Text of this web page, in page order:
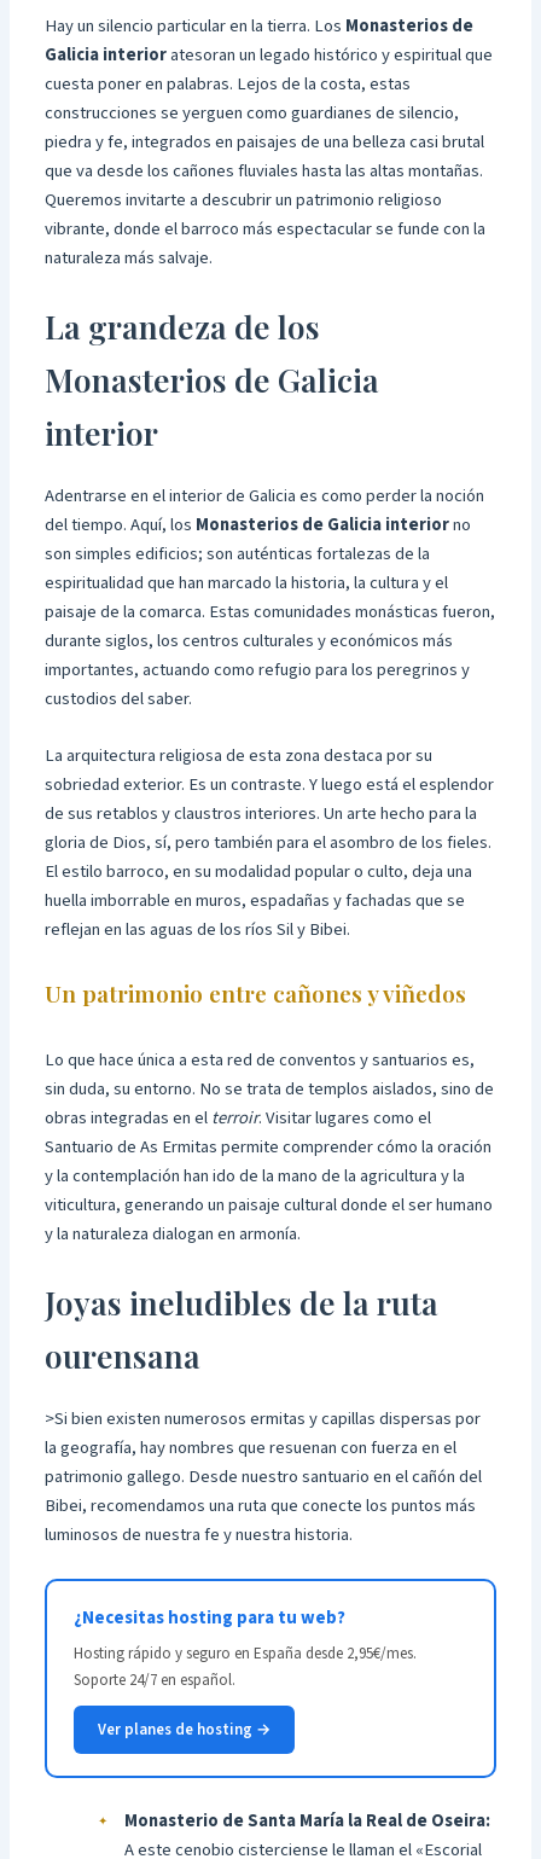
Hay un silencio particular en la tierra. Los Monasterios de
Galicia interioratesoran un legado histórico y espiritual que
cuesta poner en palabras. Lejos de la costa, estas
construcciones se yerguen como guardianes de silencio,
piedra y fe, integrados en paisajes de una belleza casi brutal
que va desde los cañones fluviales hasta las altas montañas.
Queremos invitarte a descubrir un patrimonio religioso
vibrante, donde el barroco más espectacular se funde con la
naturaleza más salvaje.
La grandeza de los
Monasterios de Galicia
interior
Adentrarse en el interior de Galicia es como perder la noción
del tiempo. Aquí, los Monasterios de Galicia interiorno
son simples edificios; son auténticas fortalezas de la
espiritualidad que han marcado la historia, la cultura y el
paisaje de la comarca. Estas comunidades monásticas fueron,
durante siglos, los centros culturales y económicos más
importantes, actuando como refugio para los peregrinos y
custodios del saber.
La arquitectura religiosa de esta zona destaca por su
sobriedad exterior. Es un contraste. Y luego está el esplendor
de sus retablos y claustros interiores. Un arte hecho para la
gloria de Dios, sí, pero también para el asombro de los fieles.
El estilo barroco, en su modalidad popular o culto, deja una
huella imborrable en muros, espadañas y fachadas que se
reflejan en las aguas de los ríos Sil y Bibei.
Un patrimonio entre cañones y viñedos
Lo que hace única a esta red de conventos y santuarios es,
sin duda, su entorno. No se trata de templos aislados, sino de
obras integradas en elterroir. Visitar lugares como el
Santuario de As Ermitas permite comprender cómo la oración
y la contemplación han ido de la mano de la agricultura y la
viticultura, generando un paisaje cultural donde el ser humano
y la naturaleza dialogan en armonía.
Joyas ineludibles de la ruta
ourensana
>Si bien existen numerosos ermitas y capillas dispersas por
la geografía, hay nombres que resuenan con fuerza en el
patrimonio gallego. Desde nuestro santuario en el cañón del
Bibei, recomendamos una ruta que conecte los puntos más
luminosos de nuestra fe y nuestra historia.
¿Necesitas hosting para tu web?
Hosting rápido y seguro en España desde 2,95€/mes.
Soporte 24/7 en español.
Ver planes de hosting →
Monasterio de Santa María la Real de Oseira:
A este cenobio cisterciense le llaman el «Escorial